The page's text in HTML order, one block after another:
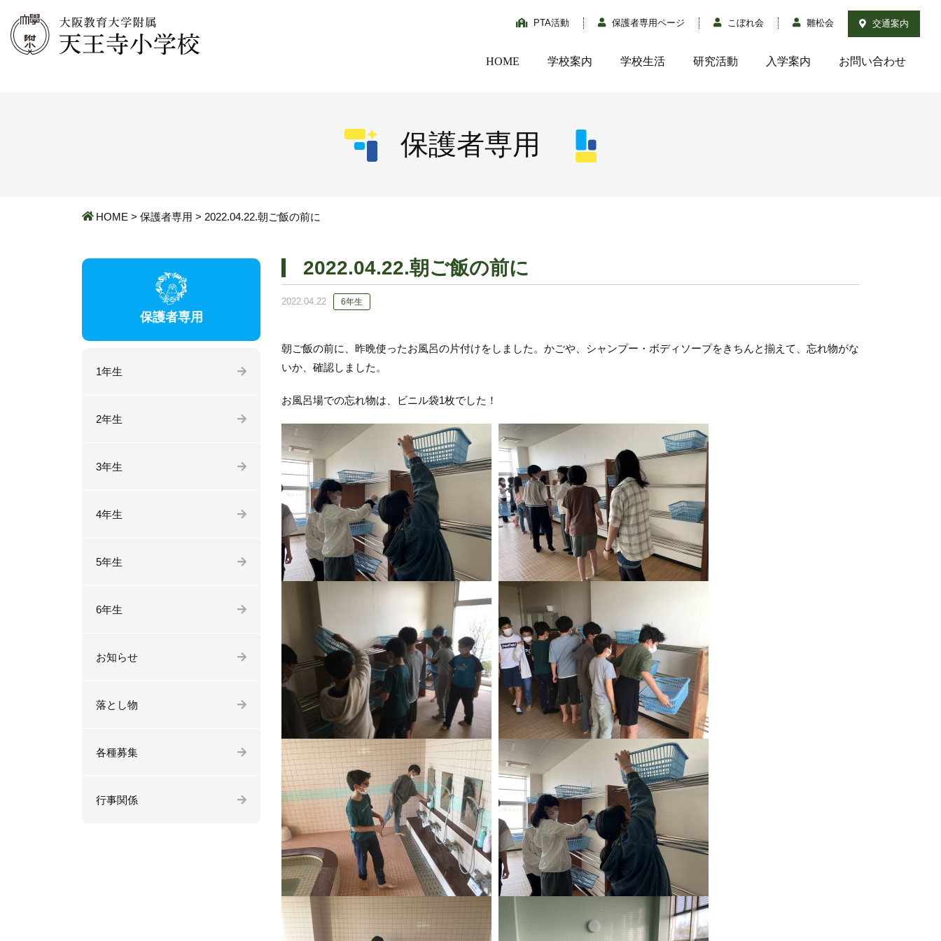
PTA活動 保護者専用ページ こぼれ会 雛松会 交通案内
HOME 学校案内 学校生活 研究活動 入学案内 お問い合わせ
保護者専用
HOME > 保護者専用 > 2022.04.22.朝ご飯の前に
2022.04.22.朝ご飯の前に
2022.04.22 6年生
朝ご飯の前に、昨晩使ったお風呂の片付けをしました。かごや、シャンプー・ボディソープをきちんと揃えて、忘れ物がな
いか、確認しました。
お風呂場での忘れ物は、ビニル袋1枚でした！
保護者専用
1年生
2年生
3年生
4年生
5年生
6年生
お知らせ
落とし物
各種募集
行事関係